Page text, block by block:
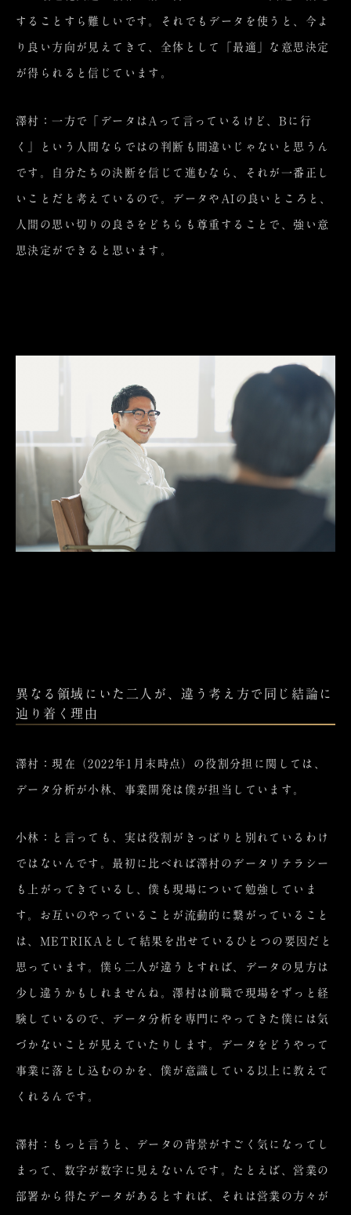
することすら難しいです。それでもデータを使うと、今よ
り良い方向が見えてきて、全体として「最適」な意思決定
が得られると信じています。
澤村：一方で「データはAって言っているけど、Bに行
く」という人間ならではの判断も間違いじゃないと思うん
です。自分たちの決断を信じて進むなら、それが一番正し
いことだと考えているので。データやAIの良いところと、
人間の思い切りの良さをどちらも尊重することで、強い意
思決定ができると思います。
異なる領域にいた二人が、違う考え方で同じ結論に
辿り着く理由
澤村：現在（2022年1月末時点）の役割分担に関しては、
データ分析が小林、事業開発は僕が担当しています。
小林：と言っても、実は役割がきっぱりと別れているわけ
ではないんです。最初に比べれば澤村のデータリテラシー
も上がってきているし、僕も現場について勉強していま
す。お互いのやっていることが流動的に繋がっていること
は、METRIKAとして結果を出せているひとつの要因だと
思っています。僕ら二人が違うとすれば、データの見方は
少し違うかもしれませんね。澤村は前職で現場をずっと経
験しているので、データ分析を専門にやってきた僕には気
づかないことが見えていたりします。データをどうやって
事業に落とし込むのかを、僕が意識している以上に教えて
くれるんです。
澤村：もっと言うと、データの背景がすごく気になってし
まって、数字が数字に見えないんです。たとえば、営業の
部署から得たデータがあるとすれば、それは営業の方々が